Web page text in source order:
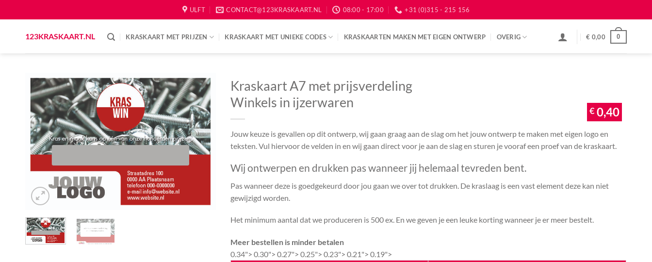
to
ULFT CONTACT@123KRASKAART.NL 08:00 - 17:00 +31 (0)315 - 215 156
123KRASKAART.NL KRASKAART MET PRIJZEN KRASKAART MET UNIEKE CODES KRASKAARTEN MAKEN MET EIGEN ONTWERP OVERIG € 0,00 0
Kraskaart A7 met prijsverdeling
Winkels in ijzerwaren
€0,40
Jouw keuze is gevallen op dit ontwerp, wij gaan graag aan de slag om het jouw ontwerp te maken met eigen logo en
teksten. Vul hiervoor de velden in en wij gaan direct voor je aan de slag en sturen je vooraf een proef van de kraskaart.
Wij ontwerpen en drukken pas wanneer jij helemaal tevreden bent.
Pas wanneer deze is goedgekeurd door jou gaan we over tot drukken. De kraslaag is een vast element deze kan niet
gewijzigd worden.
Het minimum aantal dat we produceren is 500 ex. En we geven je een leuke korting wanneer je er meer bestelt.
Meer bestellen is minder betalen
0.34">0.30">0.27">0.25">0.23">0.21">0.19">